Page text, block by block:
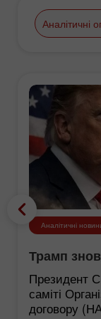
Аналітичні
Аналітичні
Трамп
Президент
саміті
договору